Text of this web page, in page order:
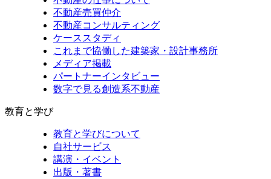
不動産売買仲介
不動産コンサルティング
ケーススタディ
これまで協働した建築家・設計事務所
メディア掲載
パートナーインタビュー
数字で見る創造系不動産
教育と学び
教育と学びについて
自社サービス
講演・イベント
出版・著書